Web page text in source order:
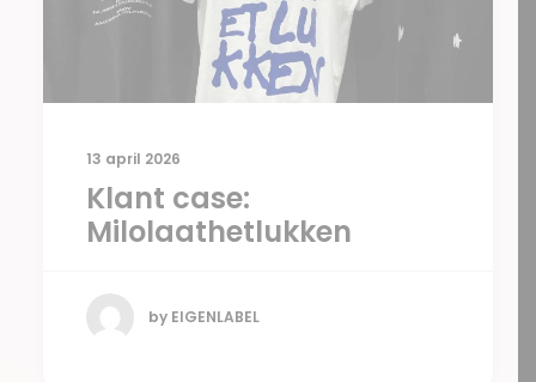
13 april 2026
Klant case:
Milolaathetlukken
by EIGENLABEL